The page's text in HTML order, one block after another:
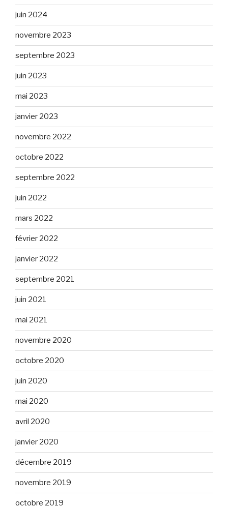
juin 2024
novembre 2023
septembre 2023
juin 2023
mai 2023
janvier 2023
novembre 2022
octobre 2022
septembre 2022
juin 2022
mars 2022
février 2022
janvier 2022
septembre 2021
juin 2021
mai 2021
novembre 2020
octobre 2020
juin 2020
mai 2020
avril 2020
janvier 2020
décembre 2019
novembre 2019
octobre 2019